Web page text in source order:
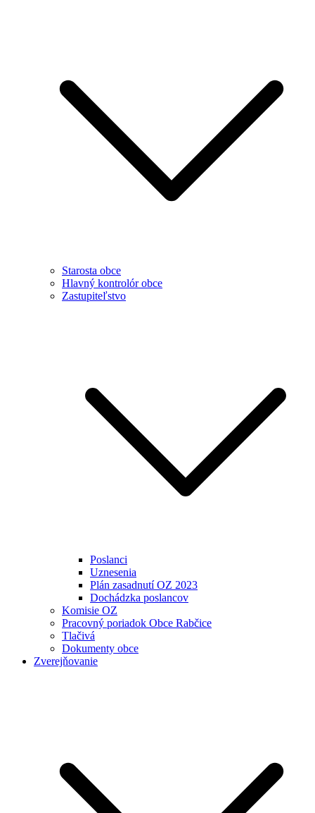
Starosta obce
Hlavný kontrolór obce
Zastupiteľstvo
Poslanci
Uznesenia
Plán zasadnutí OZ 2023
Dochádzka poslancov
Komisie OZ
Pracovný poriadok Obce Rabčice
Tlačivá
Dokumenty obce
Zverejňovanie